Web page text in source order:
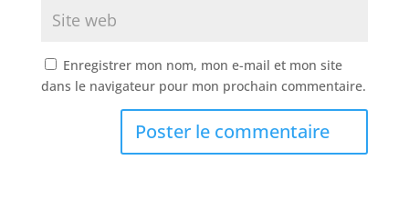
Enregistrer mon nom, mon e-mail et mon site
dans le navigateur pour mon prochain commentaire.